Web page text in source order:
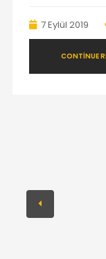
7 Eylül 2019
CONTINUE